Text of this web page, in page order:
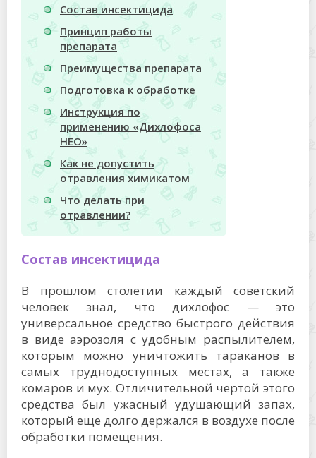
Состав инсектицида
Принцип работы
препарата
Преимущества препарата
Подготовка к обработке
Инструкция по
применению «Дихлофоса
НЕО»
Как не допустить
отравления химикатом
Что делать при
отравлении?
Состав инсектицида
В прошлом столетии каждый советский
человек знал, что дихлофос — это
универсальное средство быстрого действия
в виде аэрозоля с удобным распылителем,
которым можно уничтожить тараканов в
самых труднодоступных местах, а также
комаров и мух. Отличительной чертой этого
средства был ужасный удушающий запах,
который еще долго держался в воздухе после
обработки помещения.